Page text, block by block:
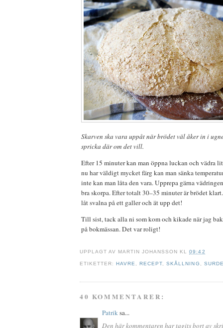
Skarven ska vara uppåt när brödet väl åker in i
spricka där om det vill.
Efter 15 minuter kan man öppna luckan och vädra
nu har väldigt mycket färg kan man sänka
inte kan man låta den vara. Upprepa gärna
bra skorpa. Efter totalt 30–35 minuter är brödet
låt svalna på ett galler och ät upp det!
Till sist, tack alla ni som kom och kikade när jag
på bokmässan. Det var roligt!
UPPLAGT AV MARTIN JOHANSSON KL09:42
ETIKETTER:HAVRE ,RECEPT ,SKÅLLNING
40 KOMMENTARER:
Patriksa...
Den här kommentaren har tagits bort av